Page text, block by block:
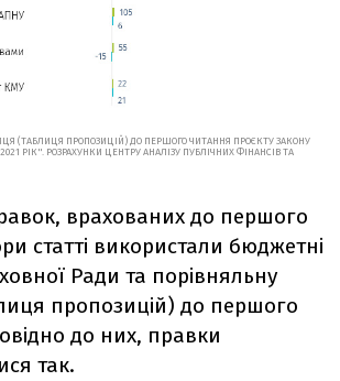
(ТАБЛИЦЯ ПРОПОЗИЦІЙ) ДО ПЕРШОГО ЧИТАННЯ ПРОЄКТУ ЗАКОНУ
РІК". РОЗРАХУНКИ ЦЕНТРУ АНАЛІЗУ ПУБЛІЧНИХ ФІНАНСІВ ТА
врахованих до першого
статті використали бюджетні
Ради та порівняльну
пропозицій) до першого
до них, правки
так.